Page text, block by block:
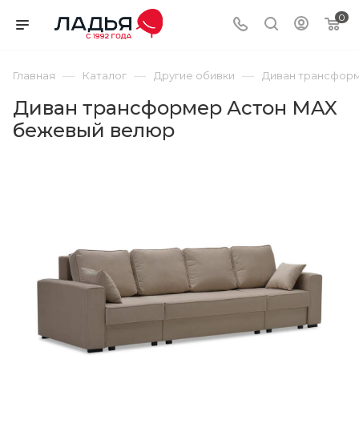
0
Главная — Каталог — Другие обивки — Диван
Диван трансформер Астон MAX
бежевый велюр